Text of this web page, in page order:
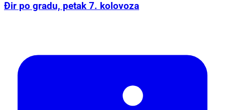
Đir po gradu, petak 7. kolovoza